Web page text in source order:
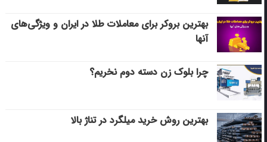
بهترین بروکر برای معاملات طلا در ایران و ویژگی‌های
آنها
چرا بلوک زن دسته دوم نخریم؟
بهترین روش خرید میلگرد در تناژ بالا